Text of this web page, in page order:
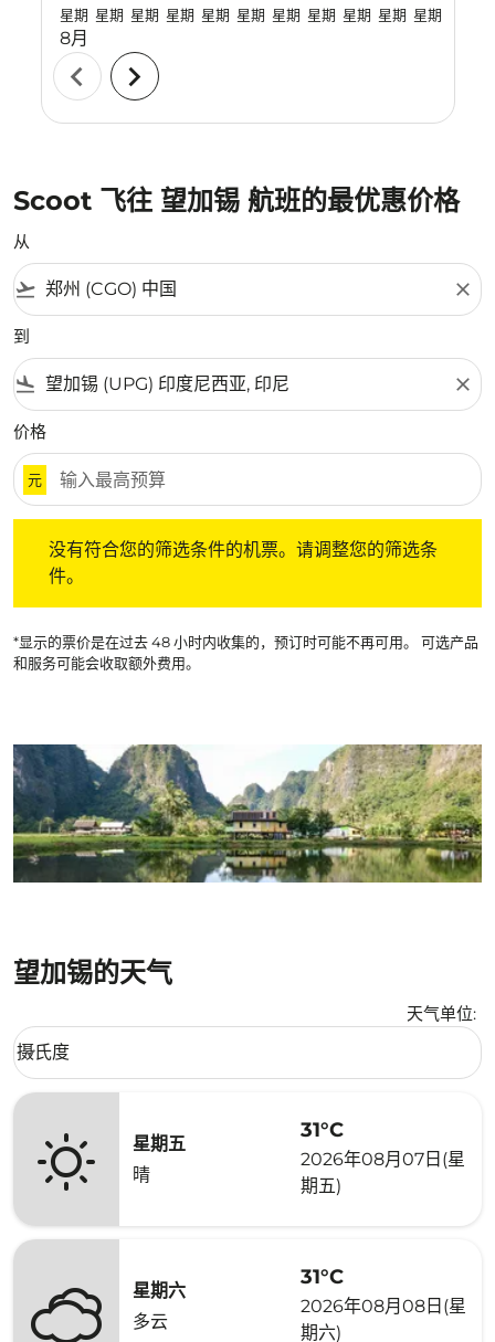
星期
8月
星期 星期 星期 星期 星期 星期 星期 星期 星期 星期
chevron_left chevron_right
Scoot 飞往 望加锡 航班的最优惠价格
从
flight_takeoff close
到
flight_land close
价格
元
没有符合您的筛选条件的机票。请调整您的筛选条
件。
*显示的票价是在过去 48 小时内收集的，预订时可能不再可用。 可选产品
和服务可能会收取额外费用。
望加锡的天气
天气单位:
Weather unit option 摄氏度 Selected
摄氏度
keyboard_arrow_down
星期五
晴
31°C
2026年08月07日(星
期五)
星期六
多云
31°C
2026年08月08日(星
期六)